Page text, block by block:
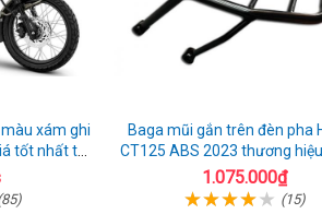
xám ghi
tốt nhất thị
Baga mũi gắn trên đèn pha
CT125 ABS 2023 thương
1.075.000₫
(15)